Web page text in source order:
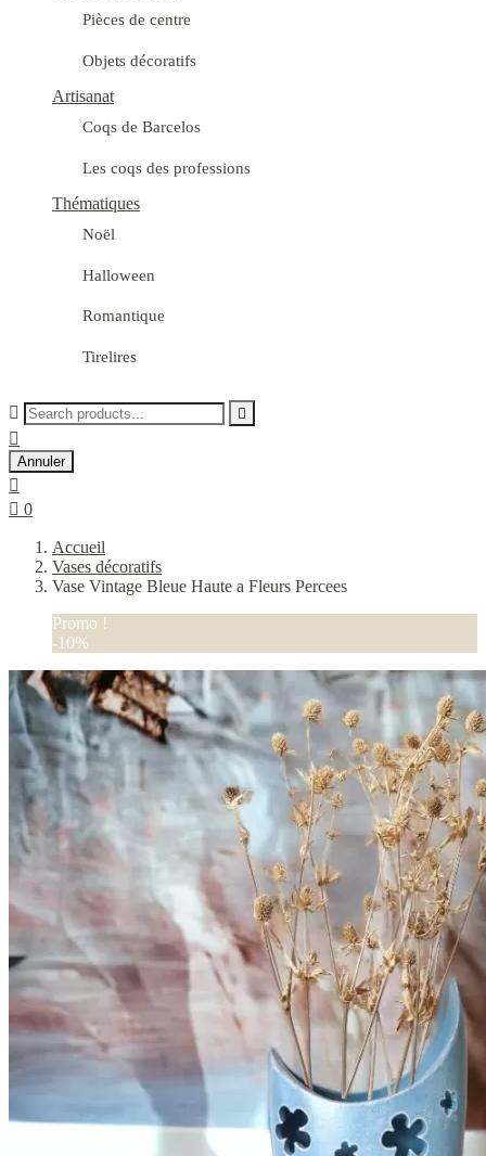
Pièces de centre
Objets décoratifs
Artisanat
Coqs de Barcelos
Les coqs des professions
Thématiques
Noël
Halloween
Romantique
Tirelires
 

Annuler

 0
Accueil
Vases décoratifs
Vase Vintage Bleue Haute a Fleurs Percees
Promo !
-10%